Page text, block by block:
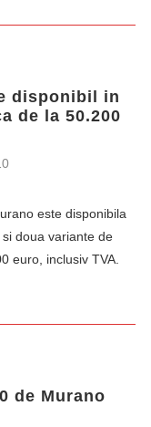
disponibil in
de la 50.200
este disponibila
doua variante de
euro, inclusiv TVA.
de Murano